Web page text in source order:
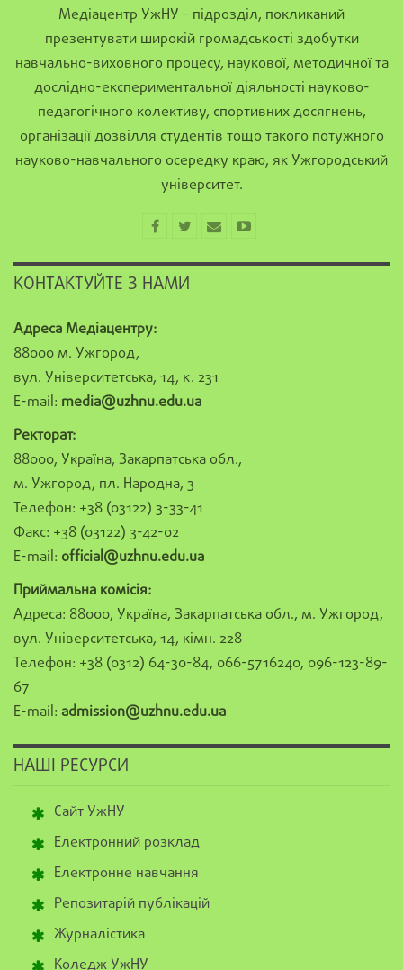
Медіацентр УжНУ – підрозділ, покликаний
презентувати широкій громадськості здобутки
навчально-виховного процесу, наукової, методичної та
дослідно-експериментальної діяльності науково-
педагогічного колективу, спортивних досягнень,
організації дозвілля студентів тощо такого потужного
науково-навчального осередку краю, як Ужгородський
університет.
КОНТАКТУЙТЕ З НАМИ
Адреса Медіацентру:
88000 м. Ужгород,
вул. Університетська, 14, к. 231
E-mail: media@uzhnu.edu.ua
Ректорат:
88000, Україна, Закарпатська обл.,
м. Ужгород, пл. Народна, 3
Телефон: +38 (03122) 3-33-41
Факс: +38 (03122) 3-42-02
E-mail: official@uzhnu.edu.ua
Приймальна комісія:
Адреса: 88000, Україна, Закарпатська обл., м. Ужгород,
вул. Університетська, 14, кімн. 228
Телефон: +38 (0312) 64-30-84, 066-5716240, 096-123-89-
67
E-mail: admission@uzhnu.edu.ua
НАШІ РЕСУРСИ
Сайт УжНУ
Електронний розклад
Електронне навчання
Репозитарій публікацій
Журналістика
Коледж УжНУ